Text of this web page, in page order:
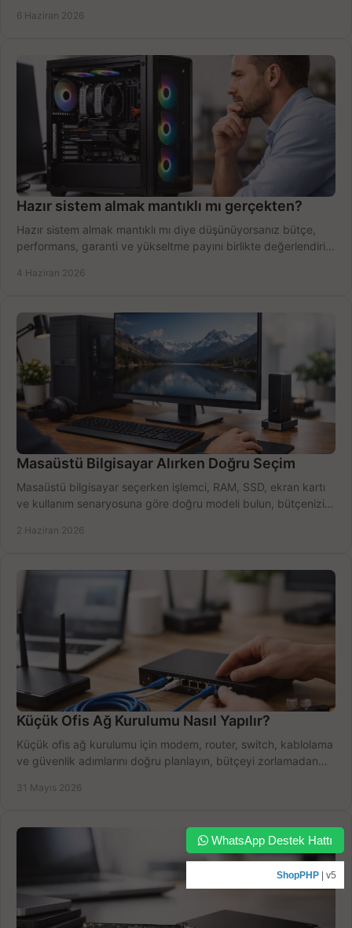
6 Haziran 2026
Hazır sistem almak mantıklı mı gerçekten?
Hazır sistem almak mantıklı mı diye düşünüyorsanız bütçe,
performans, garanti ve yükseltme payını birlikte değerlendirin,
4 Haziran 2026
Masaüstü Bilgisayar Alırken Doğru Seçim
Masaüstü bilgisayar seçerken işlemci, RAM, SSD, ekran kartı
ve kullanım senaryosuna göre doğru modeli bulun, bütçenizi
2 Haziran 2026
Küçük Ofis Ağ Kurulumu Nasıl Yapılır?
Küçük ofis ağ kurulumu için modem, router, switch, kablolama
ve güvenlik adımlarını doğru planlayın, bütçeyi zorlamadan
31 Mayıs 2026
WhatsApp Destek Hattı
ShopPHP | v5